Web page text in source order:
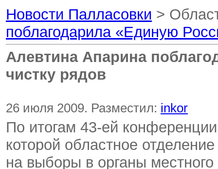
Новости Палласовки >
поблагодарила «Единую
Алевтина Апарина
чистку рядов
26 июля 2009. Разместил: inkor
По итогам 43-ей
которой областное
на выборы в органы